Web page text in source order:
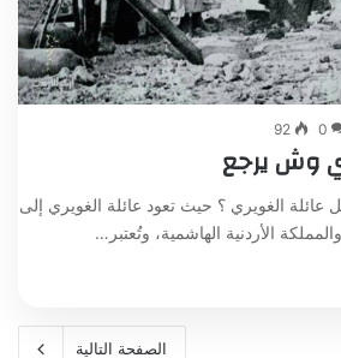
0
92
وش يرجع
الغويري ؟ حيث تعود عائلة الغويري إلى
الأردنية الهاشمية، وتُعتبر…
الصفحة التالية